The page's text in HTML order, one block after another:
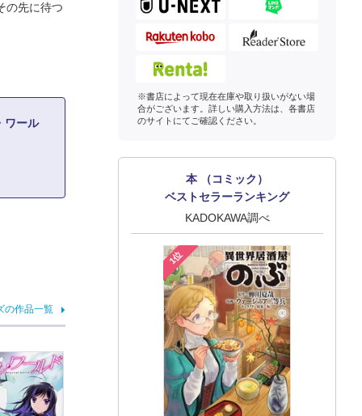
の先に待つ
ワール
の作品一覧
※書店によって現在在庫や取り扱いがない場
合がございます。詳しい購入方法は、各書店
のサイトにてご確認ください。
本 （コミック）
ベストセラーランキング
KADOKAWA調べ
1位